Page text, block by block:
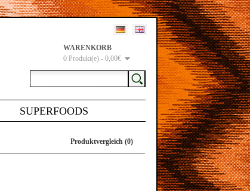
WARENKORB
0 Produkt(e) - 0,00€
SUPERFOODS
Produktvergleich (0)